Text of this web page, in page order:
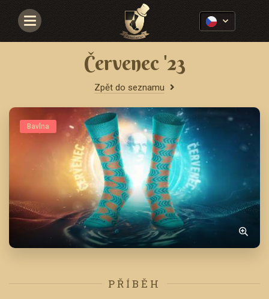
Navigace
Červenec '23
Zpět do seznamu
Bavlna
PŘÍBĚH